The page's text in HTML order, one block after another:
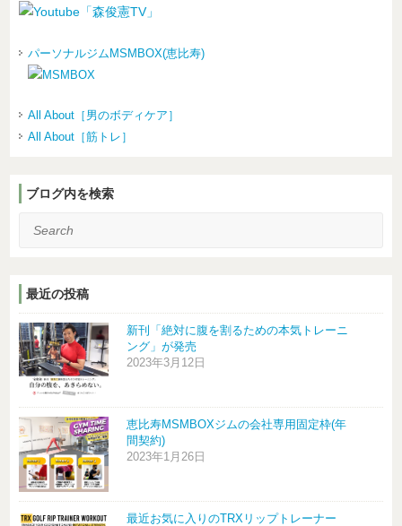
パーソナルジムMSMBOX(恵比寿)
All About［男のボディケア］
All About［筋トレ］
ブログ内を検索
Search
最近の投稿
新刊「絶対に腹を割るための本気トレーニ
ング」が発売
2023年3月12日
恵比寿MSMBOXジムの会社専用固定枠(年
間契約)
2023年1月26日
最近お気に入りのTRXリップトレーナー